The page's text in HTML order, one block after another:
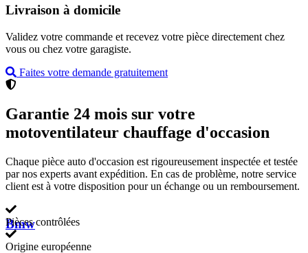
Bmw
Livraison à domicile
Validez votre commande et recevez votre pièce directement chez
vous ou chez votre garagiste.
Faites votre demande gratuitement
Garantie 24 mois sur votre
motoventilateur chauffage d'occasion
Chaque pièce auto d'occasion est rigoureusement inspectée et testée
par nos experts avant expédition. En cas de problème, notre service
client est à votre disposition pour un échange ou un remboursement.
Pièces contrôlées
Origine européenne